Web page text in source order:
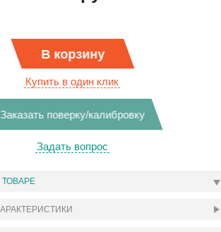
В корзину
Купить в один клик
Заказать поверку/калибровку
Задать вопрос